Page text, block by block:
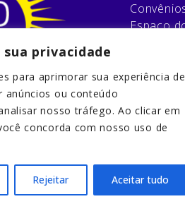
privacidade
para aprimorar sua experiência de
anúncios ou conteúdo
nosso tráfego. Ao clicar em
concorda com nosso uso de
Rejeitar Aceitar tudo
Espaço
Fórum
Esqueci
Galeria